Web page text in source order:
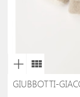
GIUBBOTTI-